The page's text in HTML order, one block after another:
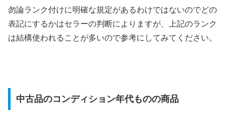
勿論ランク付けに明確な規定があるわけではないのでどの
表記にするかはセラーの判断によりますが、上記のランク
は結構使われることが多いので参考にしてみてください。
中古品のコンディション年代ものの商品